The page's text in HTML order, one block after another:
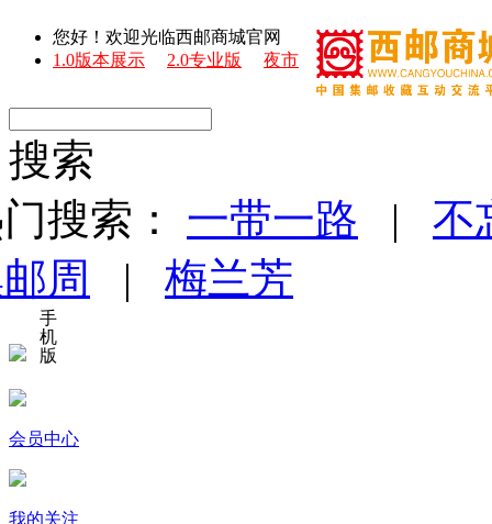
您好！欢迎光临西邮商城官网
1.0版本展示
2.0专业版 夜市
搜索
搜索： 一带一路 | 不
周
| 梅兰芳
手
机
版
会员中心
我的关注